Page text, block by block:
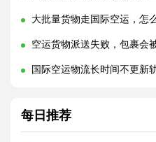
大批量货物走国际空运，怎
空运货物派送失败，包裹会
国际空运物流长时间不更新
每日推荐